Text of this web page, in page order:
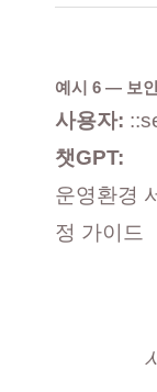
예시 6 — 보
사용자:
챗GPT:
운영환경
정 가이드